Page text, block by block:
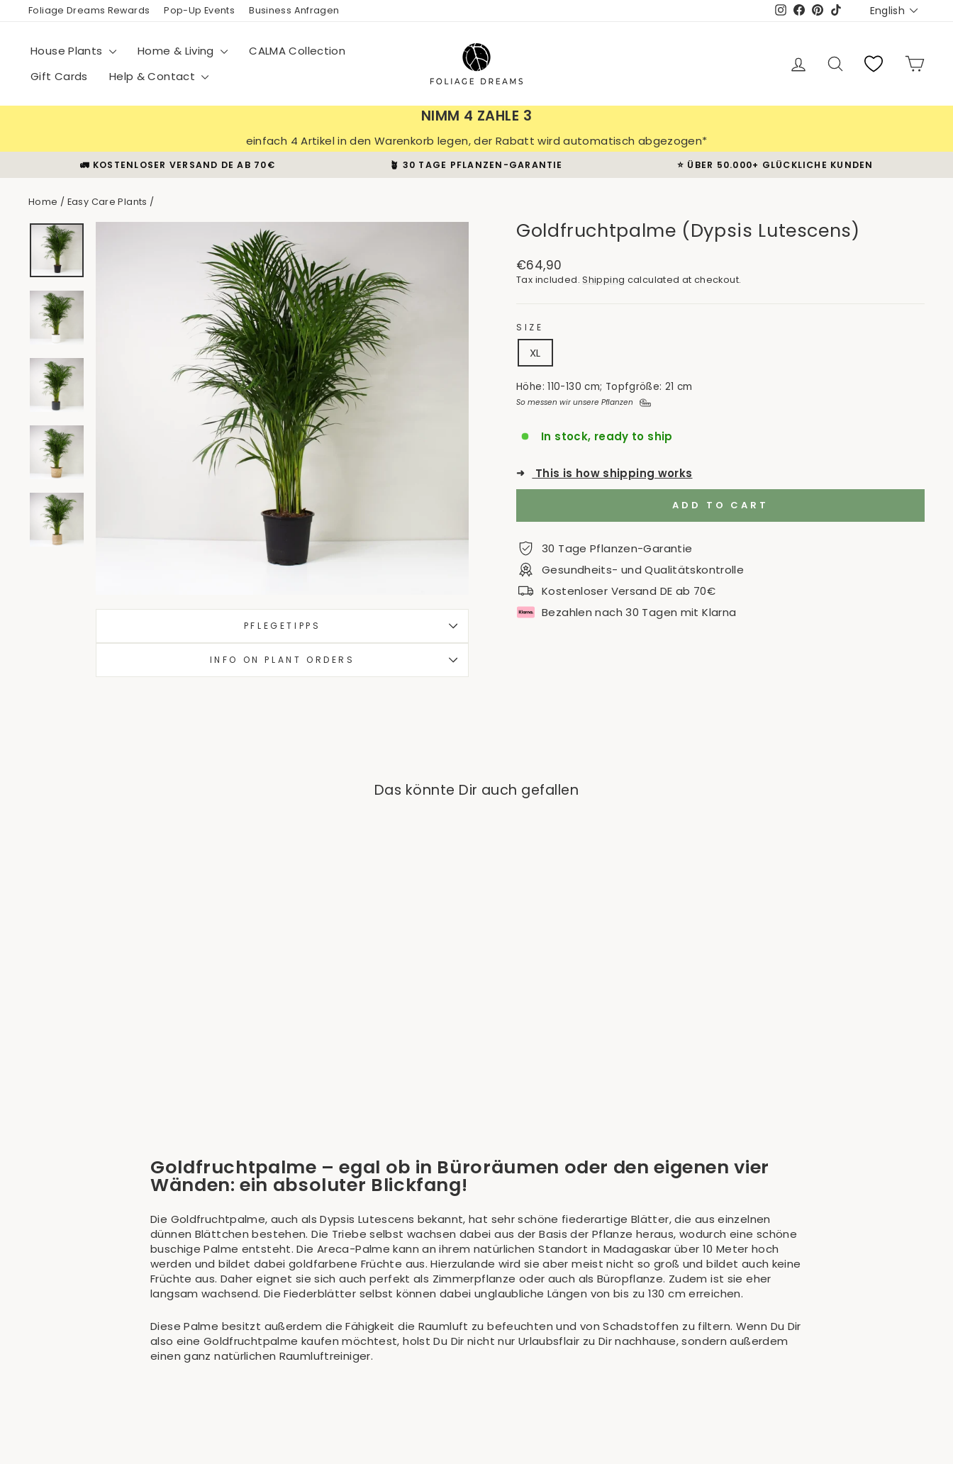
Foliage Dreams Rewards Pop-Up Events Business Anfragen Instagram
Facebook
Pinterest
TikTok English
House Plants Home & Living
CALMA Collection
Gift Cards
Help & Contact
Log in Search Cart
NIMM 4 ZAHLE 3
einfach 4 Artikel in den Warenkorb legen, der Rabatt wird automatisch abgezogen*
Pause
🚛 KOSTENLOSER VERSAND DE AB 70€ 🪴 30 TAGE PFLANZEN-GARANTIE ⭐️ ÜBER 50.000+ GLÜCKLICHE KUNDEN
Home / Easy Care Plants /
PFLEGETIPPS
INFO ON PLANT ORDERS
Goldfruchtpalme (Dypsis Lutescens)
Regular
price
€64,90
Tax included.Shipping calculated at checkout.
SIZE
XL
Höhe: 110-130 cm; Topfgröße: 21 cm
So messen wir unsere Pflanzen
In stock, ready to ship
➜ This is how shipping works
ADD TO CART
30 Tage Pflanzen-Garantie
Gesundheits- und Qualitätskontrolle
Kostenloser Versand DE ab 70€
Bezahlen nach 30 Tagen mit Klarna
Das könnte Dir auch gefallen
Goldfruchtpalme – egal ob in Büroräumen oder den eigenen vier
Wänden: ein absoluter Blickfang!
Die Goldfruchtpalme, auch als Dypsis Lutescens bekannt, hat sehr schöne fiederartige Blätter, die aus einzelnen
dünnen Blättchen bestehen. Die Triebe selbst wachsen dabei aus der Basis der Pflanze heraus, wodurch eine schöne
buschige Palme entsteht. Die Areca-Palme kann an ihrem natürlichen Standort in Madagaskar über 10 Meter hoch
werden und bildet dabei goldfarbene Früchte aus. Hierzulande wird sie aber meist nicht so groß und bildet auch keine
Früchte aus. Daher eignet sie sich auch perfekt als Zimmerpflanze oder auch als Büropflanze. Zudem ist sie eher
langsam wachsend. Die Fiederblätter selbst können dabei unglaubliche Längen von bis zu 130 cm erreichen.
Diese Palme besitzt außerdem die Fähigkeit die Raumluft zu befeuchten und von Schadstoffen zu filtern. Wenn Du Dir
also eine Goldfruchtpalme kaufen möchtest, holst Du Dir nicht nur Urlaubsflair zu Dir nachhause, sondern außerdem
einen ganz natürlichen Raumluftreiniger.